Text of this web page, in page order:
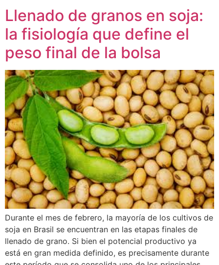
Llenado de granos en soja:
la fisiología que define el
peso final de la bolsa
Durante el mes de febrero, la mayoría de los cultivos de
soja en Brasil se encuentran en las etapas finales de
llenado de grano. Si bien el potencial productivo ya
está en gran medida definido, es precisamente durante